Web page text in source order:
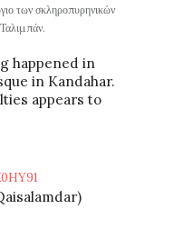
των σκληροπυρηνικών
happened in
in Kandahar.
appears to